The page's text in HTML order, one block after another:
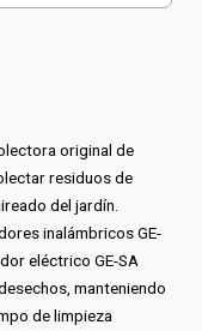
original de
residuos de
del jardín.
inalámbricos GE-
eléctrico GE-SA
manteniendo
de limpieza